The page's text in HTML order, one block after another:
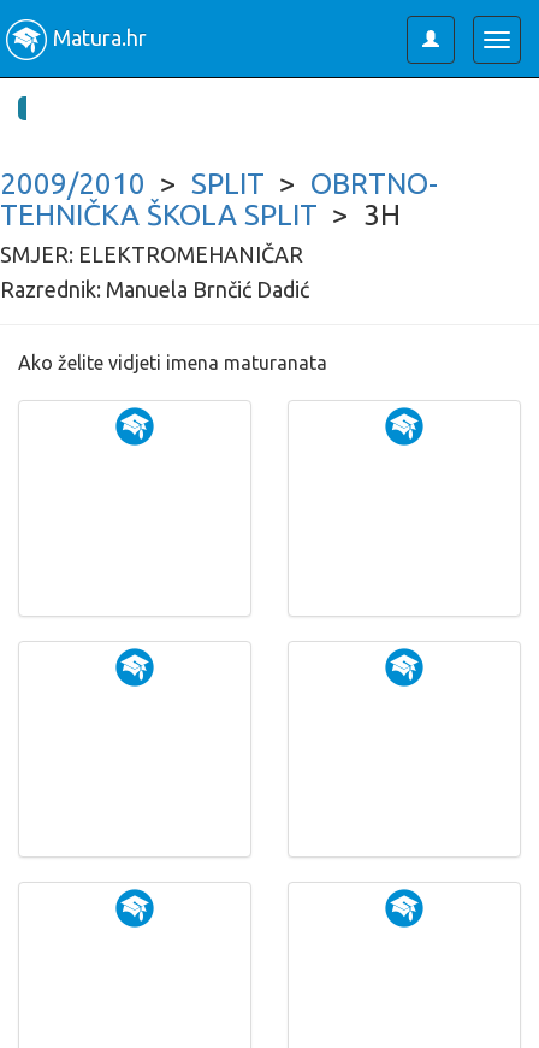
Toggle
user
Matura.hr
2009/2010 > SPLIT > OBRTNO-
TEHNIČKA ŠKOLA SPLIT > 3H
SMJER: ELEKTROMEHANIČAR
Razrednik: Manuela Brnčić Dadić
Ako želite vidjeti imena maturanata